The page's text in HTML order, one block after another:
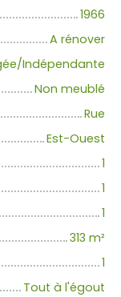
1966
A rénover
Indépendante
Non meublé
Rue
Est-Ouest
1
1
1
313 m²
1
Tout à l'égout